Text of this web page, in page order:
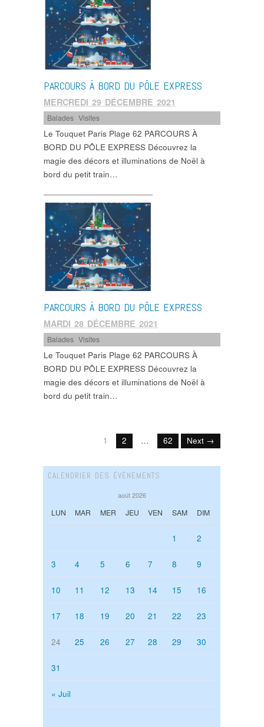
PARCOURS À BORD DU PÔLE EXPRESS
MERCREDI 29 DÉCEMBRE 2021
Balades ,Visites
Le Touquet Paris Plage 62 PARCOURS À
BORD DU PÔLE EXPRESS Découvrez la
magie des décors et illuminations de Noël à
bord du petit train…
PARCOURS À BORD DU PÔLE EXPRESS
MARDI 28 DÉCEMBRE 2021
Balades ,Visites
Le Touquet Paris Plage 62 PARCOURS À
BORD DU PÔLE EXPRESS Découvrez la
magie des décors et illuminations de Noël à
bord du petit train…
1 2 … 62 Next →
CALENDRIER DES ÉVÉNEMENTS
août 2026
LUN MAR MER JEU VEN SAM DIM
« Juil
1 2
3 4 5 6 7 8 9
10 11 12 13 14 15 16
17 18 19 20 21 22 23
24 25 26 27 28 29 30
31